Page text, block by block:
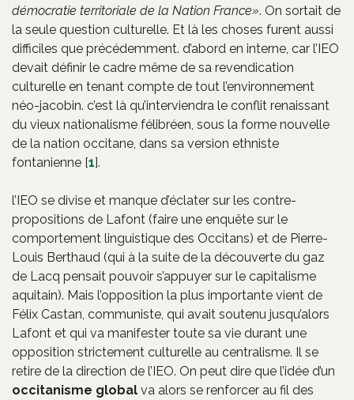
démocratie territoriale de la Nation France . On sortait de
la seule question culturelle. Et là les choses furent aussi
difficiles que précédemment. d’abord en interne, car l’IEO
devait définir le cadre même de sa revendication
culturelle en tenant compte de tout l’environnement
néo-jacobin. c’est là qu’interviendra le conflit renaissant
du vieux nationalisme félibréen, sous la forme nouvelle
de la nation occitane, dans sa version ethniste
fontanienne [1].
l’IEO se divise et manque d’éclater sur les contre-
propositions de Lafont (faire une enquête sur le
comportement linguistique des Occitans) et de Pierre-
Louis Berthaud (qui à la suite de la découverte du gaz
de Lacq pensait pouvoir s’appuyer sur le capitalisme
aquitain). Mais l’opposition la plus importante vient de
Félix Castan, communiste, qui avait soutenu jusqu’alors
Lafont et qui va manifester toute sa vie durant une
opposition strictement culturelle au centralisme. Il se
retire de la direction de l’IEO. On peut dire que l’idée d’un
occitanisme global va alors se renforcer au fil des